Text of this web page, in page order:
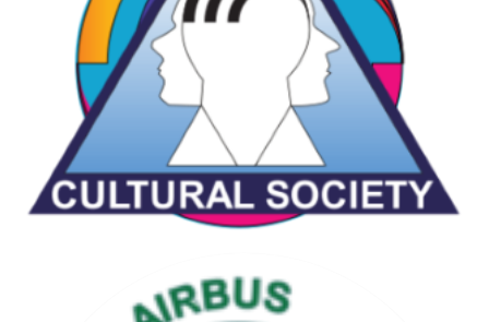
CHESS & GAMES SOCIETY